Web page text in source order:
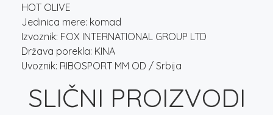
HOT OLIVE
Jedinica mere: komad
Izvoznik: FOX INTERNATIONAL GROUP LTD
Država porekla: KINA
Uvoznik: RIBOSPORT MM OD / Srbija
SLIČNI PROIZVODI